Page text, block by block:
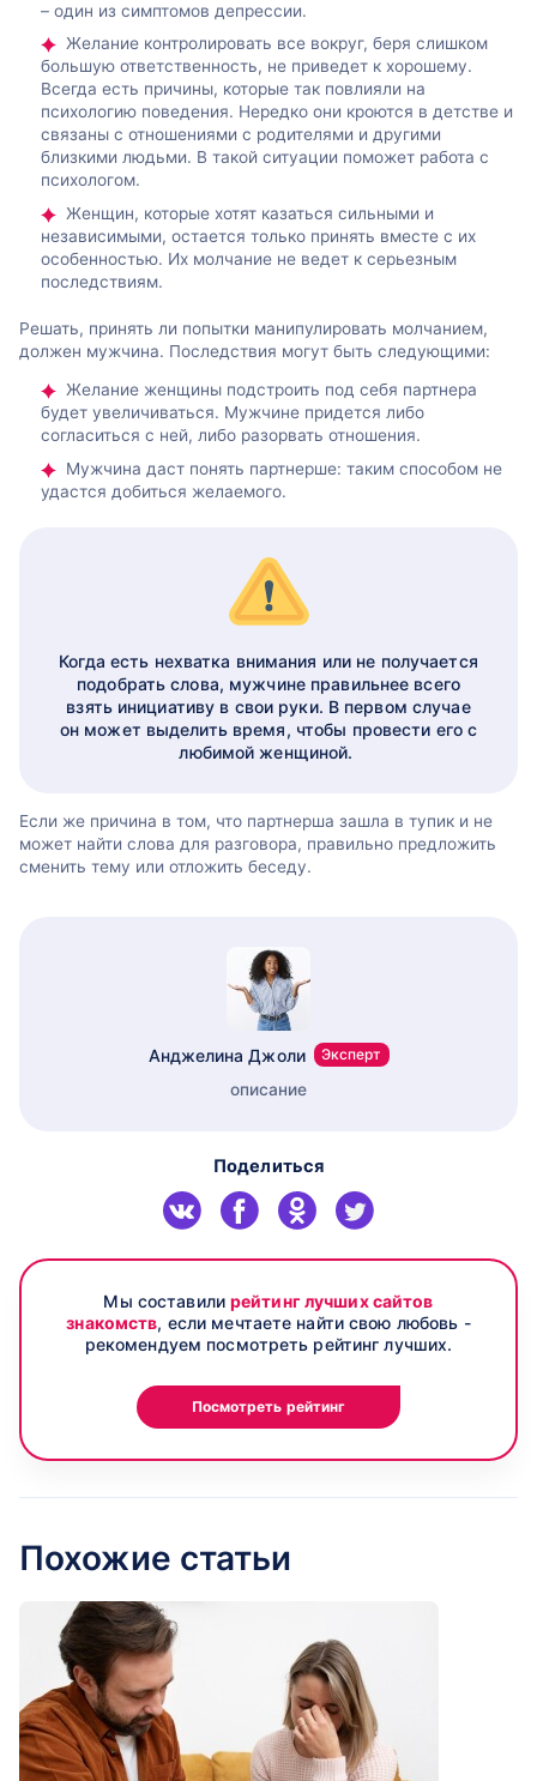
– один из симптомов депрессии.
Желание контролировать все вокруг, беря слишком
большую ответственность, не приведет к хорошему.
Всегда есть причины, которые так повлияли на
психологию поведения. Нередко они кроются в детстве и
связаны с отношениями с родителями и другими
близкими людьми. В такой ситуации поможет работа с
психологом.
Женщин, которые хотят казаться сильными и
независимыми, остается только принять вместе с их
особенностью. Их молчание не ведет к серьезным
последствиям.
Решать, принять ли попытки манипулировать молчанием,
должен мужчина. Последствия могут быть следующими:
Желание женщины подстроить под себя партнера
будет увеличиваться. Мужчине придется либо
согласиться с ней, либо разорвать отношения.
Мужчина даст понять партнерше: таким способом не
удастся добиться желаемого.
Когда есть нехватка внимания или не получается
подобрать слова, мужчине правильнее всего
взять инициативу в свои руки. В первом случае
он может выделить время, чтобы провести его с
любимой женщиной.
Если же причина в том, что партнерша зашла в тупик и не
может найти слова для разговора, правильно предложить
сменить тему или отложить беседу.
Анджелина Джоли Эксперт
описание
Поделиться
Мы составилирейтинг лучших сайтов
знакомств, если мечтаете найти свою любовь -
рекомендуем посмотреть рейтинг лучших.
Посмотреть рейтинг
Похожие статьи